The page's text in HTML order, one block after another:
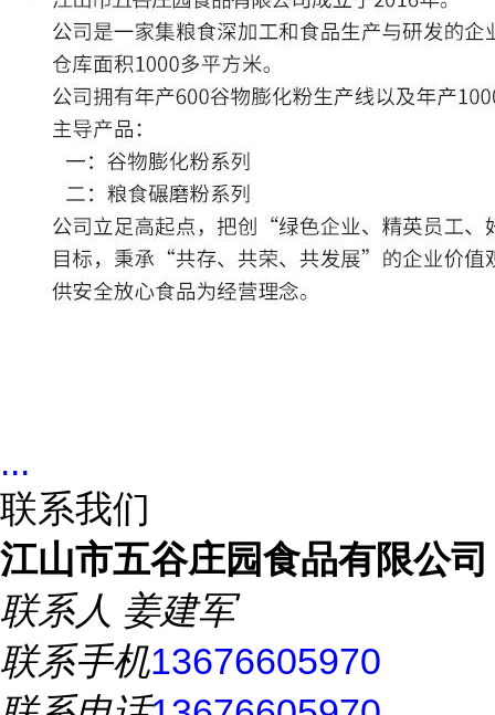
...
联系我们
江山市五谷庄园食品有限公司
联系人 姜建军
联系手机13676605970